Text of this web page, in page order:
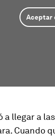
Aceptar
a llegar a
Cuando